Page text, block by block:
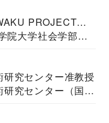
PROJECT
士・社会福祉士
院大学社会学部福
究センター准教授
究センター（国際